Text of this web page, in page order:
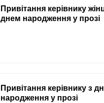
Привітання керівнику
днем народження у прозі
Привітання керівнику з
народження у прозі